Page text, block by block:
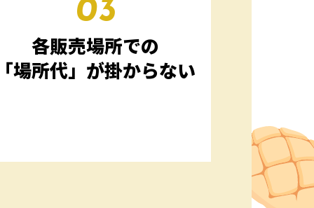
03
各販売場所での
場所代」が掛からない